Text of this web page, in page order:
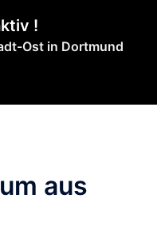
!
Ost in Dortmund
aus